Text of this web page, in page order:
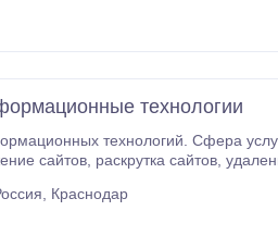
технологии
Краснодар